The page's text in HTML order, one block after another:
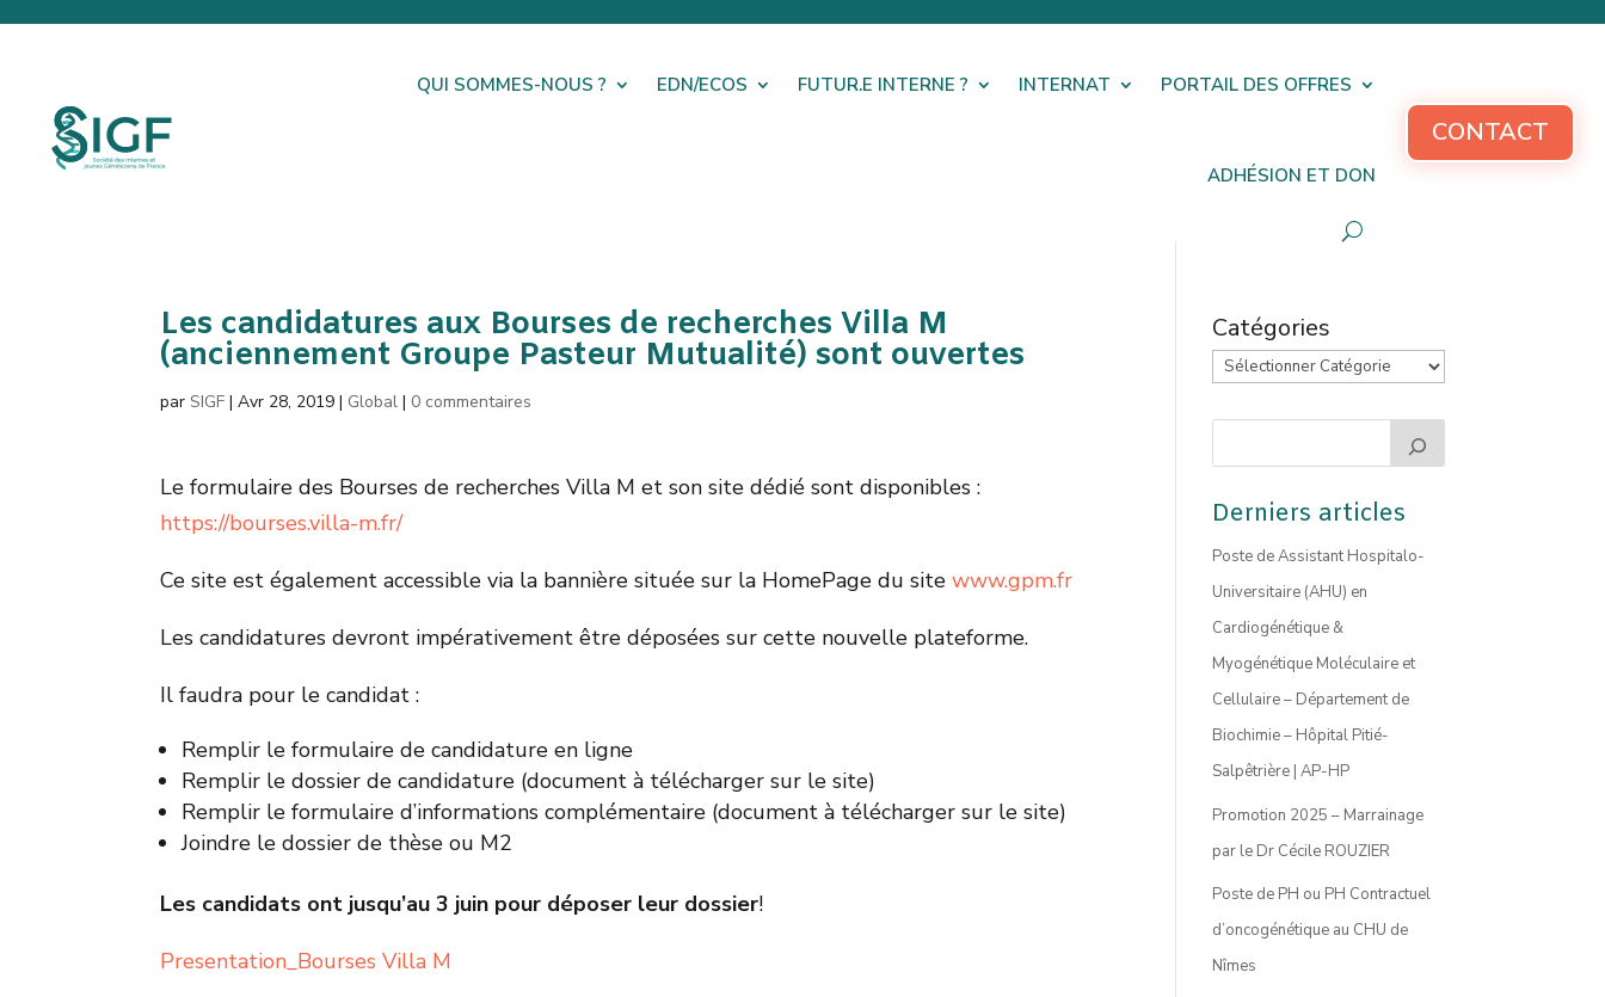
QUI SOMMES-NOUS ? EDN/ECOS FUTUR.E INTERNE ? INTERNAT PORTAIL DES OFFRES
ADHÉSION ET DON
CONTACT
Les candidatures aux Bourses de recherches Villa M
(anciennement Groupe Pasteur Mutualité) sont ouvertes
parSIGF |Avr 28, 2019 | Global | 0 commentaires
Le formulaire des Bourses de recherches Villa M et son site dédié sont disponibles :
https://bourses.villa-m.fr/
Ce site est également accessible via la bannière située sur la HomePage du sitewww.gpm.fr
Les candidatures devront impérativement être déposées sur cette nouvelle plateforme.
Il faudra pour le candidat :
Remplir le formulaire de candidature en ligne
Remplir le dossier de candidature (document à télécharger sur le site)
Remplir le formulaire d’informations complémentaire (document à télécharger sur le site)
Joindre le dossier de thèse ou M2
Les candidats ont jusqu’au 3 juin pour déposer leur dossier!
Presentation_Bourses Villa M
Catégories
Derniers articles
Poste de Assistant Hospitalo-
Universitaire (AHU) en
Cardiogénétique &
Myogénétique Moléculaire et
Cellulaire – Département de
Biochimie – Hôpital Pitié-
Salpêtrière | AP-HP
Promotion 2025 – Marrainage
par le Dr Cécile ROUZIER
Poste de PH ou PH Contractuel
d’oncogénétique au CHU de
Nîmes